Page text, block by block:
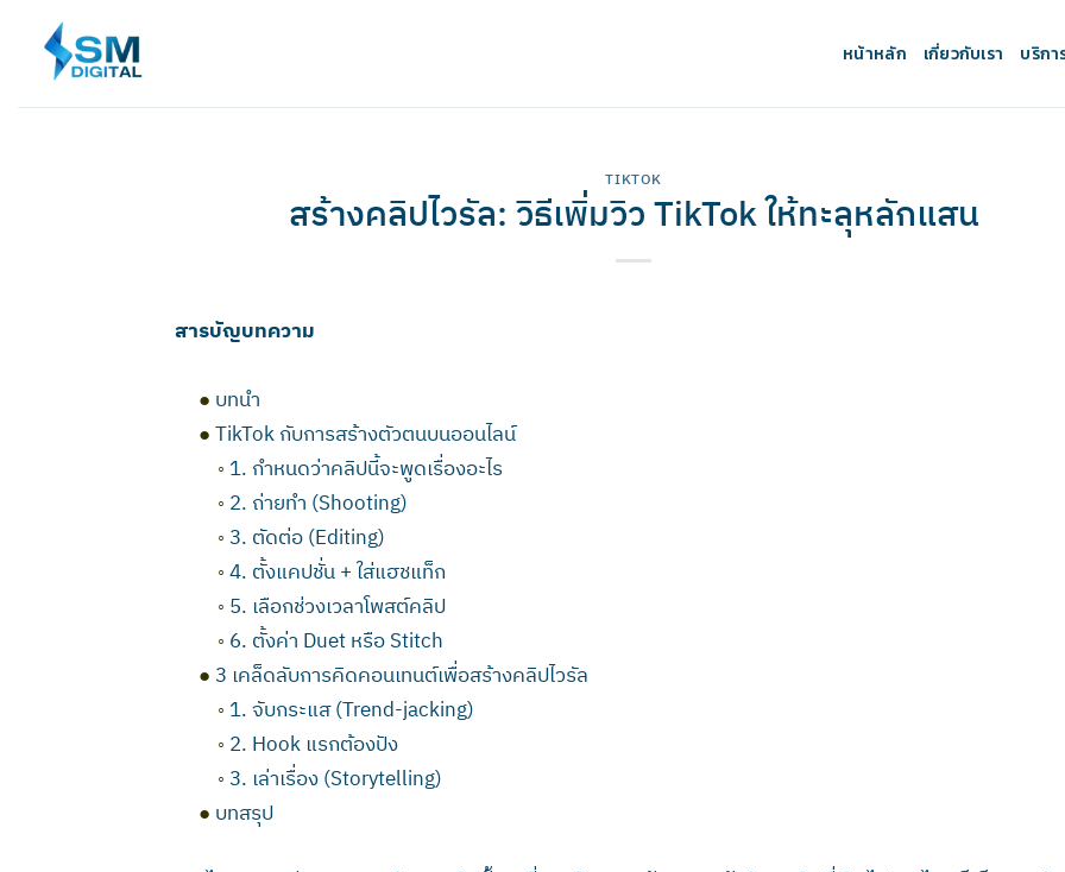
content
หน้าหลัก เกี่ยวกับเรา บริก
TIKTOK
สร้างคลิปไวรัล: วิธีเพิ่มวิว TikTok ให้ทะลุหลักแสน
สารบัญบทความ
● บทนำ
●TikTok กับการสร้างตัวตนบนออนไลน์
◦ 1. กำหนดว่าคลิปนี้จะพูดเรื่องอะไร
◦ 2. ถ่ายทำ (Shooting)
◦ 3. ตัดต่อ (Editing)
◦4. ตั้งแคปชั่น + ใส่แฮชแท็ก
◦ 5. เลือกช่วงเวลาโพสต์คลิป
◦ 6. ตั้งค่า Duet หรือ Stitch
● 3 เคล็ดลับการคิดคอนเทนต์เพื่อสร้างคลิปไวรัล
◦ 1. จับกระแส (Trend-jacking)
◦ 2. Hook แรกต้องปัง
◦ 3. เล่าเรื่อง (Storytelling)
● บทสรุป